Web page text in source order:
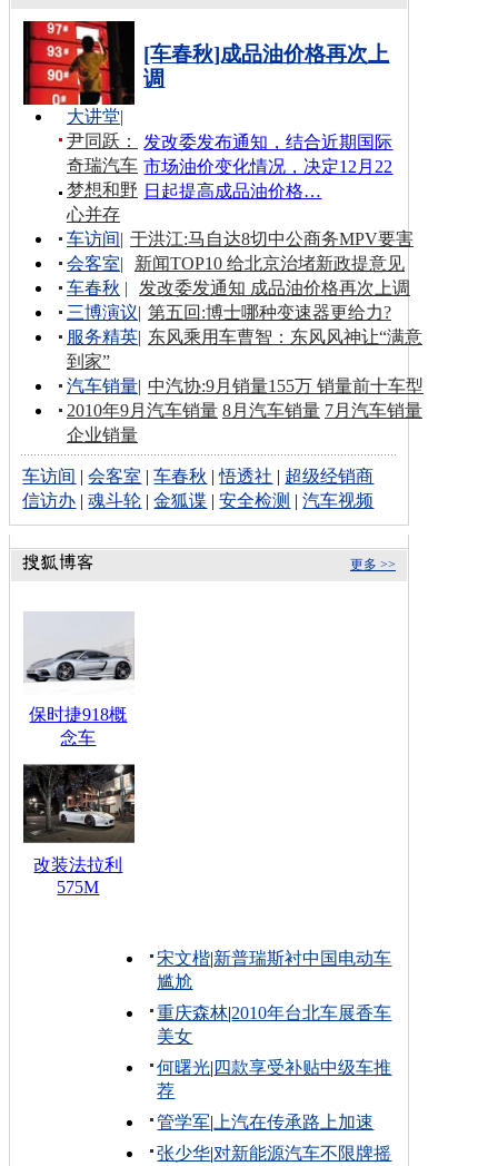
[车春秋]成品油价格再次上
调
发改委发布通知，结合近期国际
市场油价变化情况，决定12月22
日起提高成品油价格…
大讲堂|
尹同跃：
奇瑞汽车
梦想和野
心并存
车访间| 于洪江:马自达8切中公商务MPV要害
会客室|
新闻TOP10 给北京治堵新政提意见
车春秋 |
发改委发通知 成品油价格再次上调
三博演议| 第五回:博士哪种变速器更给力?
服务精英| 东风乘用车曹智：东风风神让“满意
到家”
汽车销量| 中汽协:9月销量155万 销量前十车型
2010年9月汽车销量 8月汽车销量 7月汽车销量
企业销量
车访间 |会客室 |车春秋 |悟透社 | 超级经销商
信访办 |魂斗轮 |金狐谍 |安全检测 |汽车视频
更多 >>
保时捷918概
念车
改装法拉利
575M
宋文楷|新普瑞斯衬中国电动车
尴尬
重庆森林|2010年台北车展香车
美女
何曙光| 四款享受补贴中级车推
荐
管学军| 上汽在传承路上加速
张少华|对新能源汽车不限牌摇